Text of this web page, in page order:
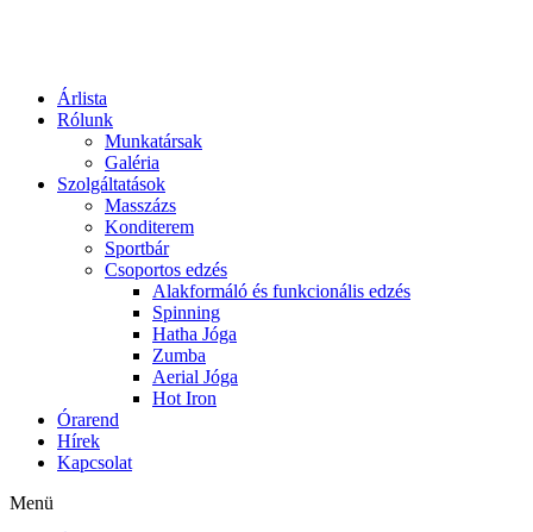
Árlista
Rólunk
Munkatársak
Galéria
Szolgáltatások
Masszázs
Konditerem
Sportbár
Csoportos edzés
Alakformáló és funkcionális edzés
Spinning
Hatha Jóga
Zumba
Aerial Jóga
Hot Iron
Órarend
Hírek
Kapcsolat
Menü